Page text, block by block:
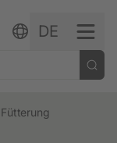
DE
Fütterung